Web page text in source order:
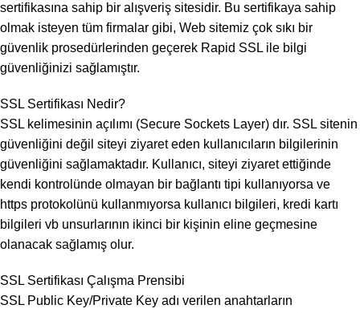
sertifikasına sahip bir alışveriş sitesidir. Bu sertifikaya sahip
olmak isteyen tüm firmalar gibi, Web sitemiz çok sıkı bir
güvenlik prosedürlerinden geçerek Rapid SSL ile bilgi
güvenliğinizi sağlamıştır.
SSL Sertifikası Nedir?
SSL kelimesinin açılımı (Secure Sockets Layer) dır. SSL sitenin
güvenliğini değil siteyi ziyaret eden kullanıcıların bilgilerinin
güvenliğini sağlamaktadır. Kullanıcı, siteyi ziyaret ettiğinde
kendi kontrolünde olmayan bir bağlantı tipi kullanıyorsa ve
https protokolünü kullanmıyorsa kullanıcı bilgileri, kredi kartı
bilgileri vb unsurlarının ikinci bir kişinin eline geçmesine
olanacak sağlamış olur.
SSL Sertifikası Çalışma Prensibi
SSL Public Key/Private Key adı verilen anahtarların